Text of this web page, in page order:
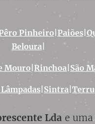
Pinheiro| Paiões|
Beloura
Mouro Rinchoa São
Lâmpadas Sintra
Lda e